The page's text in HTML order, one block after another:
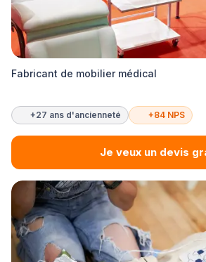
Fabricant de mobilier médical
+27 ans d'ancienneté +84 NPS
Je veux un devis